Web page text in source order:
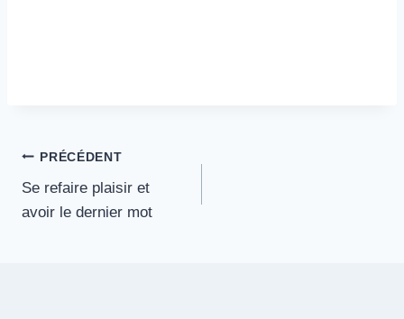
Navigation
de
PRÉCÉDENT
Se refaire plaisir et
avoir le dernier mot